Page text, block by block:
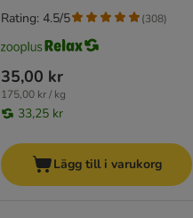
35,00 kr
175,00 kr / kg
33,25 kr
Rating: 4.5/5 (308)
Lägg till i varukorg